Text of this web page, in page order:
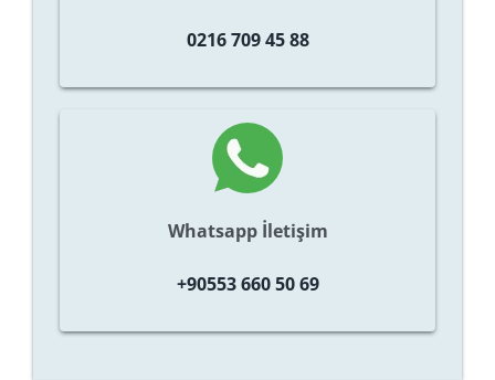
0216 709 45 88
Whatsapp İletişim
+90553 660 50 69